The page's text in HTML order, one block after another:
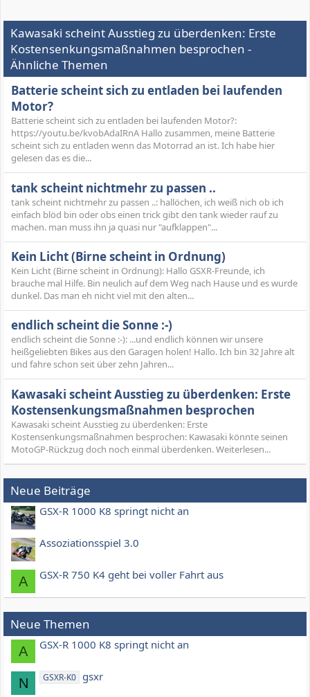
Kawasaki scheint Ausstieg zu überdenken: Erste
Kostensenkungsmaßnahmen besprochen -
Ähnliche Themen
Batterie scheint sich zu entladen bei laufenden
Motor?
Batterie scheint sich zu entladen bei laufenden Motor?:
https://youtu.be/kvobAdaIRnA Hallo zusammen, meine Batterie
scheint sich zu entladen wenn das Motorrad an ist. Ich habe hier
gelesen das es die...
tank scheint nichtmehr zu passen ..
tank scheint nichtmehr zu passen ..: hallöchen, ich weiß nich ob ich
einfach blöd bin oder obs einen trick gibt den tank wieder rauf zu
machen. man muss ihn ja quasi nur "aufklappen"...
Kein Licht (Birne scheint in Ordnung)
Kein Licht (Birne scheint in Ordnung): Hallo GSXR-Freunde, ich
brauche mal Hilfe. Bin neulich auf dem Weg nach Hause und es wurde
dunkel. Das man eh nicht viel mit den alten...
endlich scheint die Sonne :-)
endlich scheint die Sonne :-): ...und endlich können wir unsere
heißgeliebten Bikes aus den Garagen holen! Hallo. Ich bin 32 Jahre alt
und fahre schon seit über zehn Jahren...
Kawasaki scheint Ausstieg zu überdenken: Erste
Kostensenkungsmaßnahmen besprochen
Kawasaki scheint Ausstieg zu überdenken: Erste
Kostensenkungsmaßnahmen besprochen: Kawasaki könnte seinen
MotoGP-Rückzug doch noch einmal überdenken. Weiterlesen...
Neue Beiträge
GSX-R 1000 K8 springt nicht an
Assoziationsspiel 3.0
A GSX-R 750 K4 geht bei voller Fahrt aus
Neue Themen
A GSX-R 1000 K8 springt nicht an
N GSXR-K0 gsxr